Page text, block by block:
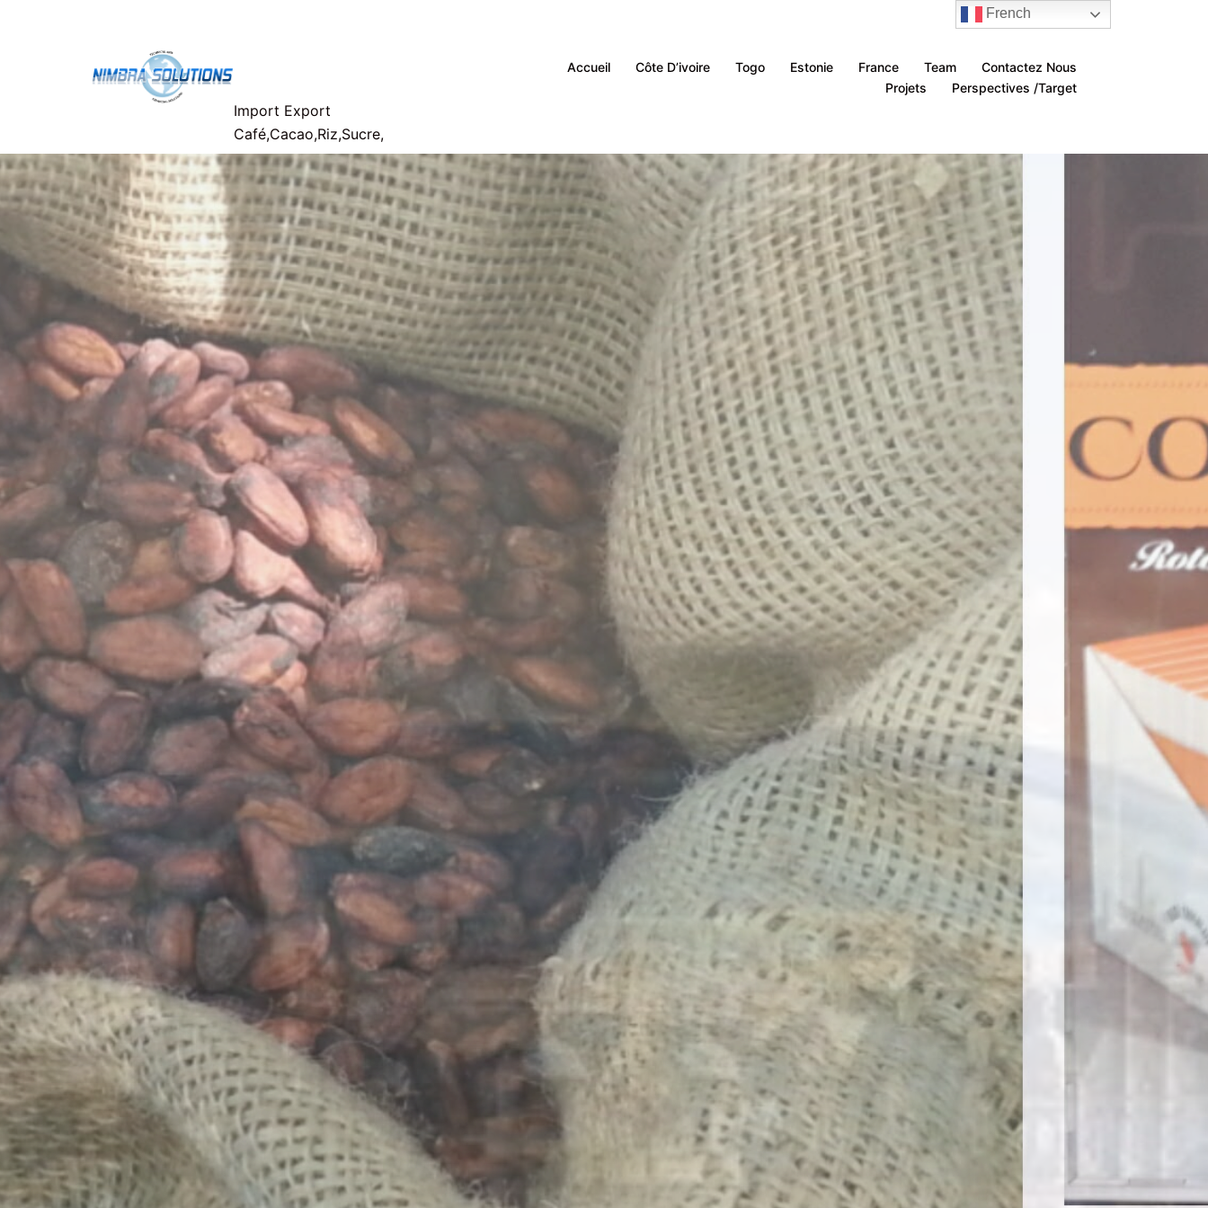
Import Export
Café,Cacao,Riz,Sucre,
Accueil Côte D’ivoire Togo Estonie France Team
Contactez Nous
Projets
Perspectives /Target
French